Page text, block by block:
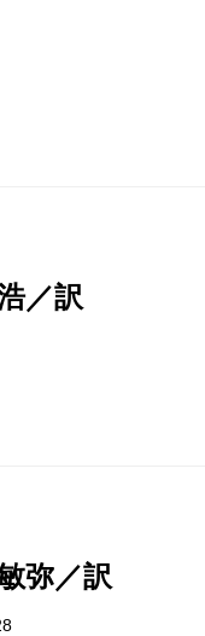
／訳
弥／訳